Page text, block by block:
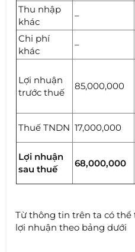
Thu nhập
khác
–
Chi phí
khác
–
Lợi nhuận
trước thuế
85,000,000
Thuế TNDN 17,000,000
Lợi nhuận
sau thuế
68,000,000
Từ thông tin trên ta có thể
lợi nhuận theo bảng dưới